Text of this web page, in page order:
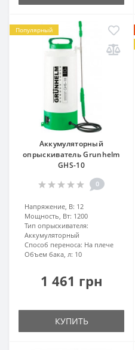
Популярный
Аккумуляторный
опрыскиватель Grunhelm
GHS-10
0
Напряжение, В: 12
Мощность, Вт: 1200
Тип опрыскивателя:
Аккумуляторный
Способ переноса: На плече
Объем бака, л: 10
1 461 грн
КУПИТЬ